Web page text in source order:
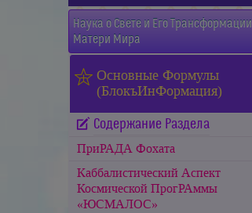
Наука о Свете и Его Трансформации
Матери Мира
Основные Формулы
(БлокъИнФормация)
Содержание Раздела
ПриРАДА Фохата
Каббалистический Аспект
Космической ПрогРАммы
«ЮСМАЛОС»